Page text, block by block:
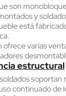
son
y
está
ofrece varias
estructural
soportan
continuado de